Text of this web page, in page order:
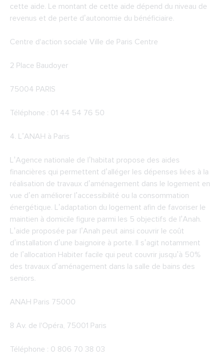
cette aide. Le montant de cette aide dépend du niveau de
revenus et de perte d’autonomie du bénéficiaire.
Centre d'action sociale Ville de Paris Centre
2 Place Baudoyer
75004 PARIS
Téléphone : 01 44 54 76 50
4. L’ANAH à Paris
L’Agence nationale de l’habitat propose des aides
financières qui permettent d’alléger les dépenses liées à la
réalisation de travaux d’aménagement dans le logement en
vue d’en améliorer l’accessibilité ou la consommation
énergétique. L’adaptation du logement afin de favoriser le
maintien à domicile figure parmi les 5 objectifs de l’Anah.
L’aide proposée par l’Anah peut ainsi couvrir le coût
d’installation d’une baignoire à porte. Il s’agit notamment
de l’allocation Habiter facile qui peut couvrir jusqu’à 50%
des travaux d’aménagement dans la salle de bains des
seniors.
ANAH Paris 75000
8 Av. de l'Opéra, 75001 Paris
Téléphone : 0 806 70 38 03